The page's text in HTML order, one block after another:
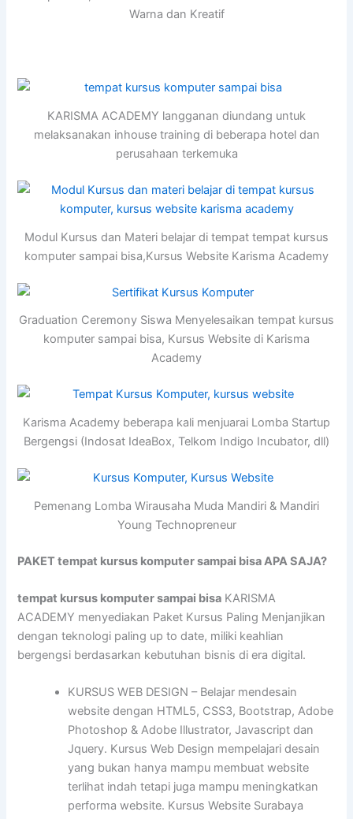
Warna dan Kreatif
KARISMA ACADEMY langganan diundang untuk
melaksanakan inhouse training di beberapa hotel dan
perusahaan terkemuka
Modul Kursus dan Materi belajar di tempat tempat kursus
komputer sampai bisa,Kursus Website Karisma Academy
Graduation Ceremony Siswa Menyelesaikan tempat kursus
komputer sampai bisa, Kursus Website di Karisma
Academy
Karisma Academy beberapa kali menjuarai Lomba Startup
Bergengsi (Indosat IdeaBox, Telkom Indigo Incubator, dll)
Pemenang Lomba Wirausaha Muda Mandiri & Mandiri
Young Technopreneur
PAKET tempat kursus komputer sampai bisa APA SAJA?
tempat kursus komputer sampai bisa KARISMA
ACADEMY menyediakan Paket Kursus Paling Menjanjikan
dengan teknologi paling up to date, miliki keahlian
bergengsi berdasarkan kebutuhan bisnis di era digital.
KURSUS WEB DESIGN – Belajar mendesain
website dengan HTML5, CSS3, Bootstrap, Adobe
Photoshop & Adobe Illustrator, Javascript dan
Jquery. Kursus Web Design mempelajari desain
yang bukan hanya mampu membuat website
terlihat indah tetapi juga mampu meningkatkan
performa website. Kursus Website Surabaya